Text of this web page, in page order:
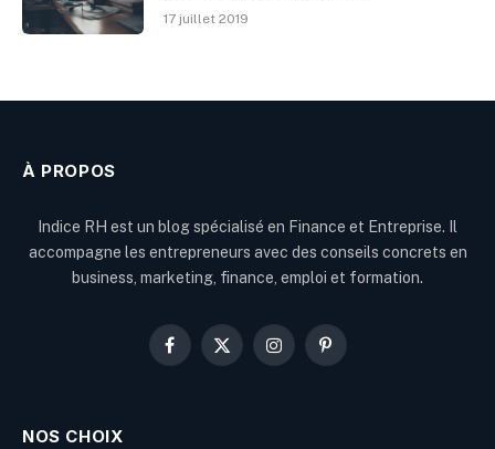
17 juillet 2019
À PROPOS
Indice RH est un blog spécialisé en Finance et Entreprise. Il
accompagne les entrepreneurs avec des conseils concrets en
business, marketing, finance, emploi et formation.
Facebook
X
InstagramPinterest
NOS CHOIX